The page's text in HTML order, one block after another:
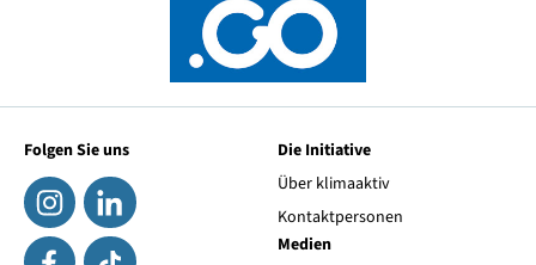
Folgen Sie uns
Die Initiative
Über klimaaktiv
Kontaktpersonen
Medien